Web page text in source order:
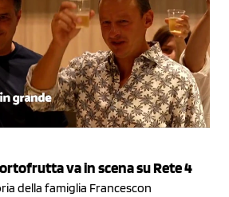
va in scena su Rete 4
della famiglia Francescon